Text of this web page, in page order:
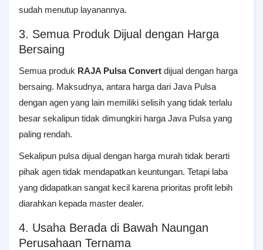
sudah menutup layanannya.
3. Semua Produk Dijual dengan Harga
Bersaing
Semua produk RAJA Pulsa Convert dijual dengan harga
bersaing. Maksudnya, antara harga dari Java Pulsa
dengan agen yang lain memiliki selisih yang tidak terlalu
besar sekalipun tidak dimungkiri harga Java Pulsa yang
paling rendah.
Sekalipun pulsa dijual dengan harga murah tidak berarti
pihak agen tidak mendapatkan keuntungan. Tetapi laba
yang didapatkan sangat kecil karena prioritas profit lebih
diarahkan kepada master dealer.
4. Usaha Berada di Bawah Naungan
Perusahaan Ternama